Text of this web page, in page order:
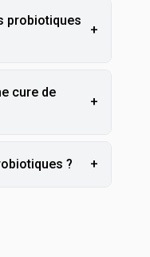
probiotiques
+
cure de
+
? +